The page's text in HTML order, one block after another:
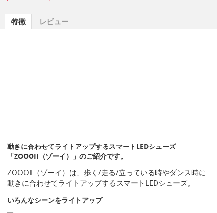
特徴 レビュー
動きに合わせてライトアップするスマートLEDシューズ
「ZOOOII（ゾーイ）」のご紹介です。
ZOOOII（ゾーイ）は、歩く/走る/立っている時やダンス時に
動きに合わせてライトアップするスマートLEDシューズ。
いろんなシーンをライトアップ